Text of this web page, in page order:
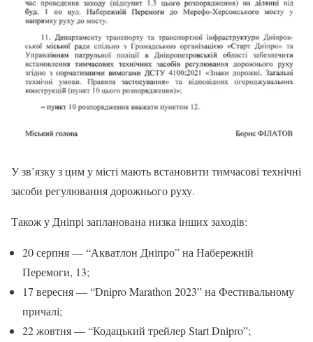
У зв’язку з цим у місті мають встановити тимчасові технічні
засоби регулювання дорожнього руху.
Також у Дніпрі запланована низка інших заходів:
20 серпня — “Акватлон Дніпро” на Набережній
Перемоги, 13;
17 вересня — “Dnipro Marathon 2023” на Фестивальному
причалі;
22 жовтня — “Кодацький трейлер Start Dnіpro”;